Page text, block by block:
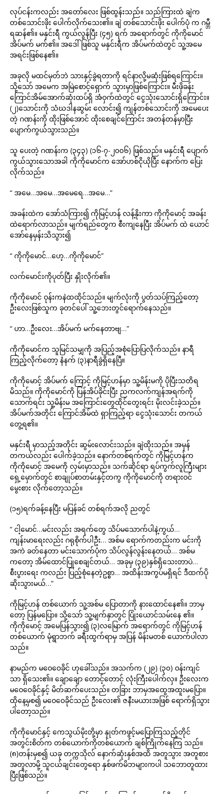
လုပ်ငန်းကလည်း အတော်လေး ဖြစ်ထွန်းသည်။ သည်ကြားထဲ ချဲက
တစ်သောင်းဖိုး ပေါက်လိုက်သေး၏။ ချဲ တစ်သောင်းဖိုး ပေါက်ပုံ က ဂမ္ဘီ
ရဆန်၏။ မနှင်းရီ ကွယ်လွန်ပြီး (၄၅) ရက် အရောက်တွင် ကိုကိုမောင်
အိပ်မက် မက်၏။ အဒေါ်ဖြစ်သူ မနှင်းရီက အိပ်မက်ထဲတွင် သူ့အမေ
အရင်းဖြစ်နေ၏။
အခုလို မထင်မှတ်ဘဲ သားနှင့်ခွဲရတာကို ရင်နာလို့မဆုံးဖြစ်ရကြောင်း။
သို့သော် အမေက အမြဲစောင့်ရှောက် သွားမှာဖြစ်ကြောင်း။ မီးဖိုခန်း
ကြောင်အိမ်အောက်ဆုံးထပ်ရှိ အံဝှက်ထဲတွင် ငွေသုံးသောင်းရှိကြောင်း။
(၂)သောင်းကို သံဃဒါနဆွမ်း လောင်း၍ ကျန်တစ်သောင်းကို အမေပေး
တဲ့ ဂဏန်းကို ထိုးဖြစ်အောင် ထိုးစေချင်ကြောင်း အတန်တန်မှာပြီး
ပျောက်ကွယ်သွားသည်။
သူ ပေးတဲ့ ဂဏန်းက (၃၄၃) (၁၆-၇-၂၀၀၆) ဖြစ်သည်။ မနှင်းရီ ပျောက်
ကွယ်သွားသောအခါ ကိုကိုမောင်က အော်ဟစ်ငိုယိုပြီး နောက်က ပြေး
လိုက်သည်။
“ အမေ…အမေ…အမေရေ…အမေ…”
အခန်းထဲက အော်သံကြား၍ ကိုမြင့်ဟန် လန့်နိုးကာ ကိုကိုမောင့် အခန်း
ထဲရောက်လာသည်။ မျက်ရည်တွေက စီးကျနေပြီး အိပ်မက် ထဲ ယောင်
အော်နေမှန်းသိသွား၍
“ ကိုကိုမောင်…ဟေ့…ကိုကိုမောင်”
လက်မောင်းကိုပုတ်ပြီး နှိုးလိုက်၏။
ကိုကိုမောင် ဝုန်းကနဲထထိုင်သည်။ မျက်လုံးကို ပွတ်သပ်ကြည့်တော့
ဦးလေးဖြစ်သူက ခုတင်ပေါ် သူ့ဘေးတွင်ရောက်နေသည်။
“ ဟာ…ဦးလေး…အိပ်မက် မက်နေတာဗျ…”
ကိုကိုမောင်က သူမြင်သမျှကို အပြည့်အစုံပြောပြလိုက်သည်။ နာရီ
ကြည့်လိုက်တော့ နံနက် (၃)နာရီခွဲရှိနေပြီ။
ကိုကိုမောင့် အိပ်မက် ကြောင့် ကိုမြင့်ဟန်မှာ သူ့မိန်းမကို ပိုပြီးသတိရ
မိသည်။ ကိုကိုမောင်ကို ပြန်အိပ်ခိုင်းပြီး ညကလက်ကျန်အရက်ကို
သောက်ရင်း သူ့မိန်းမ အကြောင်းတွေထိုင်တွေးရင်း မိုးလင်းခဲ့သည်။
အိပ်မက်အတိုင်း ကြောင်အိမ်ထဲ ရှာကြည့်ရာ ငွေသုံးသောင်း တကယ်
တွေ့ရ၏။
မနှင်းရီ မှာသည့်အတိုင်း ဆွမ်းလောင်းသည်။ ချဲထိုးသည်။ အမှန်
တကယ်လည်း ပေါက်ခဲ့သည်။ နောက်တစ်ရက်တွင် ကိုမြင့်ဟန်က
ကိုကိုမောင့် အမေကို လှမ်းမှာသည်။ သက်ဆိုင်ရာ ရပ်ကွက်လူကြီးများ
ရှေ့မှောက်တွင် စာချုပ်စာတမ်းနှင့်တကွ ကိုကိုမောင်ကို တရားဝင်
မွေးစား လိုက်တော့သည်။
(၁၅)ရက်ခန့်နေပြီး မပြန်ခင် တစ်ရက်အလို ညတွင်
“ ငါ့မောင်…မင်းလည်း အရက်တွေ သိပ်မသောက်ပါနဲ့ကွယ်…
ကျန်းမာရေးလည်း ဂရုစိုက်ပါဦး… အစ်မ ရောက်ကတည်းက မင်းကို
အကဲ ခတ်နေတာ မင်းသောက်ပုံက သိပ်လွန်လွန်းနေတယ်… အစ်မ
ကတော့ အိမ်ထောင်ပြုစေချင်တယ်… အခုမှ (၃၉)နှစ်ရှိသေးတာပဲ…
စီးပွားရေး ကလည်း ပြည့်စုံနေတဲ့ဥစ္စာ… အထိန်းအကွပ်မရှိရင် ဒီထက်ပို
ဆိုးသွားမယ်…”
ကိုမြင့်ဟန် တစ်ယောက် သူ့အစ်မ ပြောတာကို နားထောင်နေ၏။ ဘာမှ
တော့ ပြန်မပြော။ သို့သော် သူ့မျက်နှာတွင် ပြုံးယောင်သမ်းနေ ၏။
ကိုကိုမောင့် အမေပြန်သွား၍ (၃)လမြောက် အရောက်တွင် ကိုမြင့်ဟန်
တစ်ယောက် မုံရွာဘက် ခရီးထွက်ရာမှ အပြန် မိန်းမတစ် ယောက်ပါလာ
သည်။
နာမည်က မဝေဝေခိုင် ဟုခေါ်သည်။ အသက်က (၂၉) (၃၀) ဝန်းကျင်
သာ ရှိသေး၏။ ချောချော တောင့်တောင့် လုံးကြီးပေါက်လှ။ ဦးလေးက
မဝေဝေခိုင်နှင့် မိတ်ဆက်ပေးသည်။ တခြား ဘာမှအထွေအထူးမပြော။
ထိုနေ့မှစ၍ မဝေဝေခိုင်သည် ဦးလေး၏ ဇနီးမယားအဖြစ် ရောက်ရှိသွား
ပါတော့သည်။
ကိုကိုမောင်နှင့် ကေသွယ်မိုးတို့မှာ နှုတ်ကဖွင့်မပြောကြသည့်တိုင်
အတွင်းစိတ်က တစ်ယောက်ကိုတစ်ယောက် ချစ်ကြိုက်နေကြ သည်။
(၈)တန်းမှစ၍ ယခု တက္ကသိုလ် နောက်ဆုံးနှစ်အထိ အတူသွား အတူစား
အတူလာမို့ သူငယ်ချင်းတွေရော နှစ်ဖက်မိဘများကပါ သဘောတူထား
ပြီးဖြစ်သည်။